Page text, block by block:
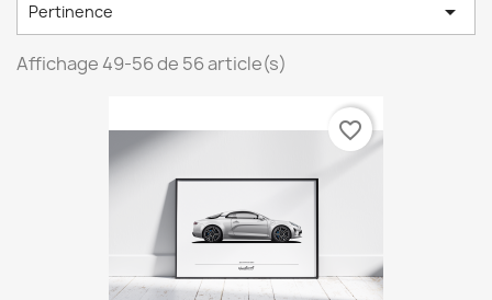
Pertinence 
Affichage 49-56 de 56 article(s)
favorite_border